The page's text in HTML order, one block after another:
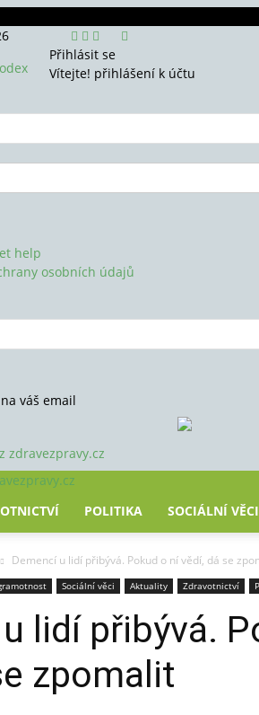
Přihlásit se
Vítejte! přihlášení k účtu
help
osobních údajů
váš email
zdravezpravy.cz
POLITIKA SOCIÁLNÍ VĚCI
Demencí u lidí přibývá. Pokud o ní vědí, dá se
Sociální věci Aktuality Zdravotnictví
lidí přibývá.
zpomalit